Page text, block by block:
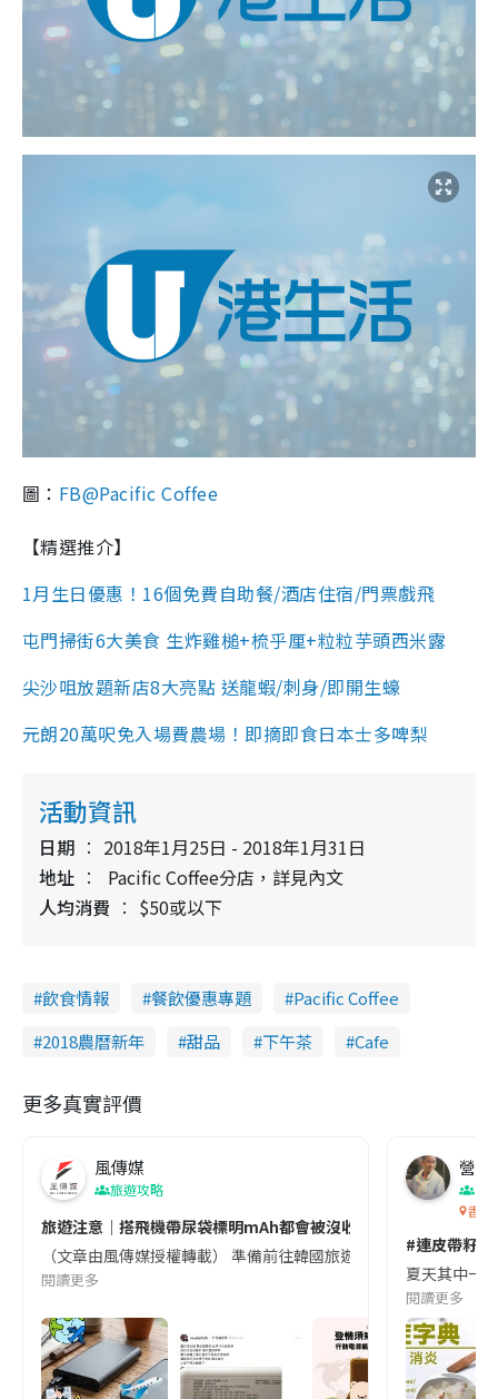
圖： FB@Pacific Coffee
【精選推介】
1月生日優惠！16個免費自助餐/酒店住宿/門票戲飛
屯門掃街6大美食 生炸雞槌+梳乎厘+粒粒芋頭西米露
尖沙咀放題新店8大亮點 送龍蝦/刺身/即開生蠔
元朗20萬呎免入場費農場！即摘即食日本士多啤梨
活動資訊
日期
2018年1月25日 - 2018年1月31日
地址
Pacific Coffee分店，詳見內文
人均消費
$50或以下
飲食情報 餐飲優惠專題
Pacific Coffee
2018農曆新年
甜品 下午茶 Cafe
更多真實評價
風傳媒
旅遊攻略
旅遊注意｜搭飛機帶尿袋標明mAh都會被沒收😱出發前切記檢查
（文章由風傳媒授權轉載） 準備前往韓國旅遊的民眾，近期要
閱讀更多
營養
香港
#連皮帶籽
夏天其中一
閱讀更多